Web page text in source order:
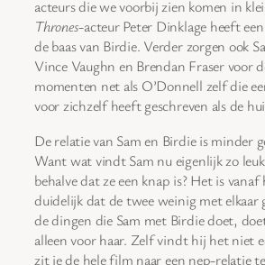
acteurs die we voorbij zien komen in
Thrones-acteur Peter Dinklage heeft
de baas van Birdie. Verder zorgen ook
Vince Vaughn en Brendan Fraser voor
momenten net als O’Donnell zelf die
voor zichzelf heeft geschreven als de
De relatie van Sam en Birdie is minder
Want wat vindt Sam nu eigenlijk zo
behalve dat ze een knap is? Het is
duidelijk dat de twee weinig met elkaar
de dingen die Sam met Birdie doet,
alleen voor haar. Zelf vindt hij het niet
zit je de hele film naar een nep-relatie